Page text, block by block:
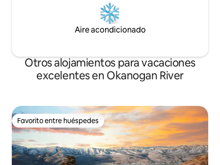
Aire acondicionado
Otros alojamientos para vacaciones
excelentes en Okanogan River
Favorito entre huéspedes
Favorito entre huéspedes